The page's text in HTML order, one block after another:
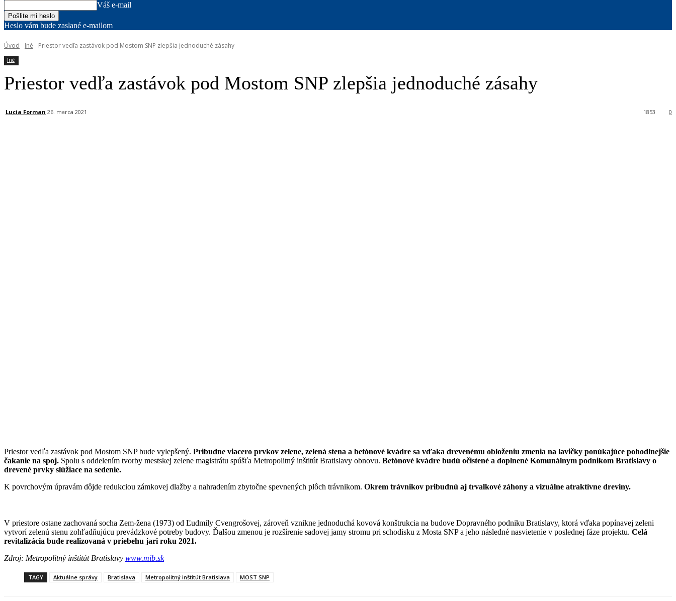
Váš e-mail
Heslo vám bude zaslané e-mailom
Úvod Iné Priestor vedľa zastávok pod Mostom SNP zlepšia jednoduché zásahy
Iné
Priestor vedľa zastávok pod Mostom SNP zlepšia jednoduché zásahy
Lucia Forman 26. marca 2021 0
1853
Priestor vedľa zastávok pod Mostom SNP bude vylepšený. Pribudne viacero prvkov zelene, zelená stena a betónové kvádre sa vďaka drevenému obloženiu zmenia na lavičky ponúkajúce pohodlnejšie
čakanie na spoj. Spolu s oddelením tvorby mestskej zelene magistrátu spúšťa Metropolitný inštitút Bratislavy obnovu. Betónové kvádre budú očistené a doplnené Komunálnym podnikom Bratislavy o
drevené prvky slúžiace na sedenie.
K povrchovým úpravám dôjde redukciou zámkovej dlažby a nahradením zbytočne spevnených plôch trávnikom. Okrem trávnikov pribudnú aj trvalkové záhony a vizuálne atraktívne dreviny.
V priestore ostane zachovaná socha Zem-žena (1973) od Ľudmily Cvengrošovej, zároveň vznikne jednoduchá kovová konštrukcia na budove Dopravného podniku Bratislavy, ktorá vďaka popínavej zeleni
vytvorí zelenú stenu zohľadňujúcu prevádzkové potreby budovy. Ďalšou zmenou je rozšírenie sadovej jamy stromu pri schodisku z Mosta SNP a jeho následné nasvietenie v poslednej fáze projektu. Celá
revitalizácia bude realizovaná v priebehu jari roku 2021.
Zdroj: Metropolitný inštitút Bratislavy www.mib.sk
TAGY Aktuálne správy Bratislava Metropolitný inštitút Bratislava MOST SNP